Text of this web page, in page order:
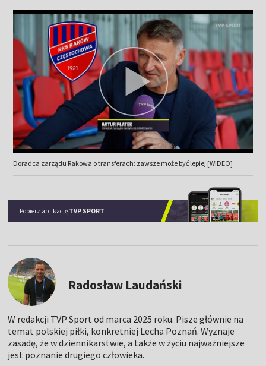
Doradca zarządu Rakowa o transferach: zawsze może być lepiej [WIDEO]
Pobierz aplikację TVP SPORT
Radosław Laudański
W redakcji TVP Sport od marca 2025 roku. Pisze głównie na
temat polskiej piłki, konkretniej Lecha Poznań. Wyznaje
zasadę, że w dziennikarstwie, a także w życiu najważniejsze
jest poznanie drugiego człowieka.